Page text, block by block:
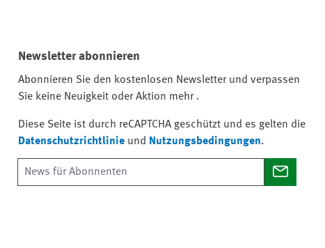
Newsletter abonnieren
Abonnieren Sie den kostenlosen Newsletter und verpassen
Sie keine Neuigkeit oder Aktion mehr .
Diese Seite ist durch reCAPTCHA geschützt und es gelten die
Datenschutzrichtlinieund Nutzungsbedingungen.